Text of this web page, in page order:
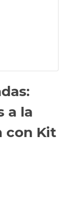
a la
con Kit